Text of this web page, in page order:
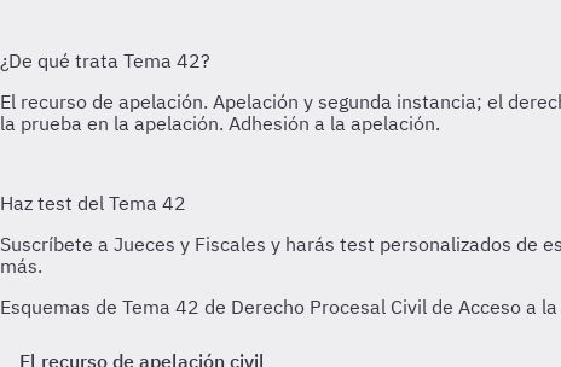
Esquemas de Tema 42 de Derecho Procesal Civil de Acceso a
El recurso de apelación civil